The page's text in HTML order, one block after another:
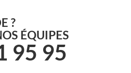
?
ÉQUIPES
95 95